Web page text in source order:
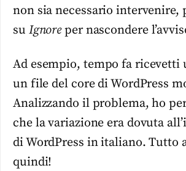
non sia necessario intervenire,
su Ignoreper nascondere
Ad esempio, tempo fa ricevetti
un file del core di WordPress
Analizzando il problema, ho
che la variazione era dovuta
di WordPress in italiano. Tutto
quindi!